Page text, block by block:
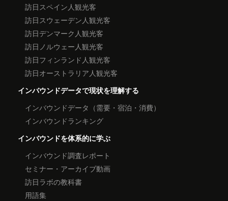
訪日スペイン人観光客
訪日スウェーデン人観光客
訪日デンマーク人観光客
訪日ノルウェー人観光客
訪日フィンランド人観光客
訪日オーストラリア人観光客
インバウンドデータで現状を理解する
インバウンドデータ（需要・宿泊・消費）
インバウンドランキング
インバウンドを体系的に学ぶ
インバウンド調査レポート
セミナー・アーカイブ動画
訪日ラボの教科書
用語集